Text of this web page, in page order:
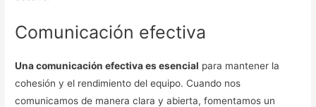
Comunicación efectiva
Una comunicación efectiva es esencial para mantener la
cohesión y el rendimiento del equipo. Cuando nos
comunicamos de manera clara y abierta, fomentamos un